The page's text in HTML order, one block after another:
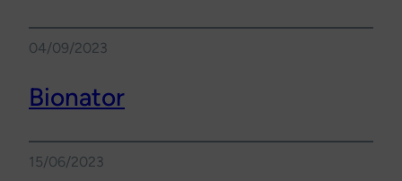
04/09/2023
Bionator
15/06/2023